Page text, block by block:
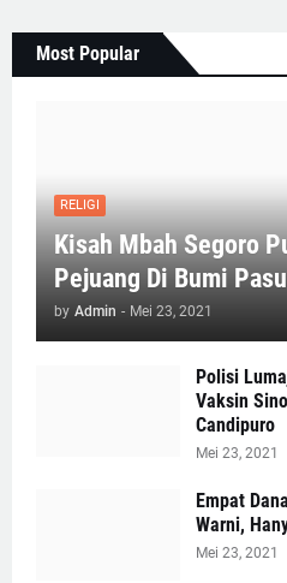
Most Popular
RELIGI
Kisah Mbah Segoro
Pejuang Di Bumi
by Admin - Mei 23, 2021
Polisi
Vaksin
Candipuro
Mei 23, 2021
Empat
Warni,
Mei 23, 2021